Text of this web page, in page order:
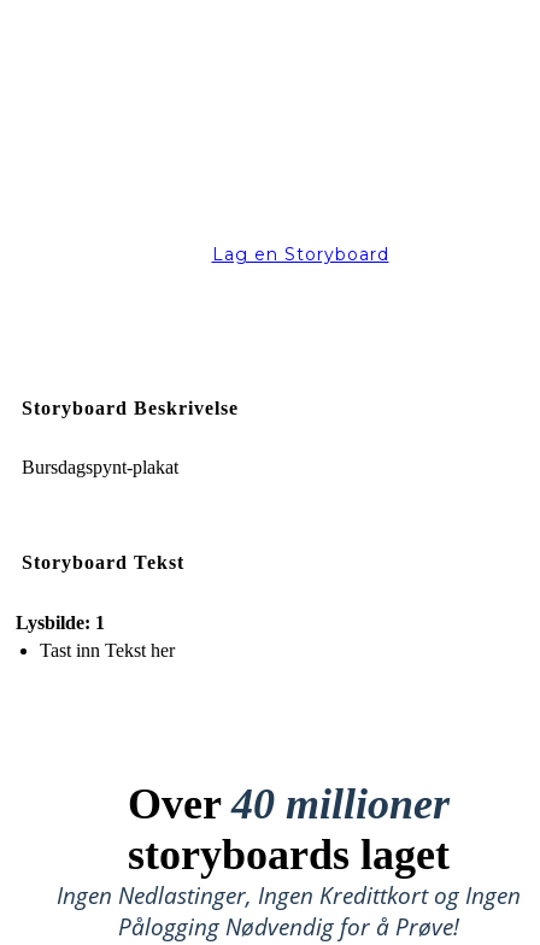
Lag en Storyboard
Storyboard Beskrivelse
Bursdagspynt-plakat
Storyboard Tekst
Lysbilde: 1
Tast inn Tekst her
Over40 millioner
storyboards laget
Ingen Nedlastinger, Ingen Kredittkort og Ingen
Pålogging Nødvendig for å Prøve!